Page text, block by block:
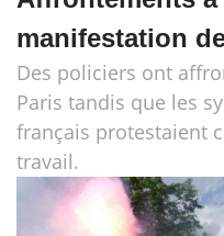
manifestation
Des policiers ont
Paris tandis que les
français protestaient
travail.